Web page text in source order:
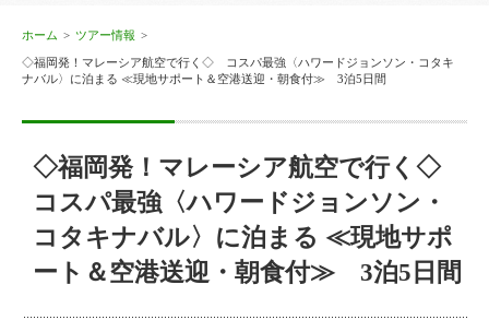
ホーム > ツアー情報 >
◇福岡発！マレーシア航空で行く◇ コスパ最強〈ハワードジョンソン・コタキ
ナバル〉に泊まる ≪現地サポート＆空港送迎・朝食付≫ 3泊5日間
◇福岡発！マレーシア航空で行く◇
コスパ最強〈ハワードジョンソン・
コタキナバル〉に泊まる ≪現地サポ
ート＆空港送迎・朝食付≫ 3泊5日間